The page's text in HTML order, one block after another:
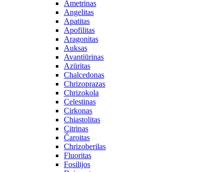
Ametrinas
Angelitas
Apatitas
Apofilitas
Aragonitas
Auksas
Avantiūrinas
Azūritas
Chalcedonas
Chrizoprazas
Chrizokola
Celestinas
Cirkonas
Chiastolitas
Citrinas
Čaroitas
Chrizoberilas
Fluoritas
Fosilijos